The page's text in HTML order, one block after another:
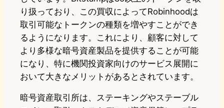
り扱っており、この買収によってRobinhoodは
取引可能なトークンの種類を増やすことができ
るようになります。これにより、顧客に対して
より多様な暗号資産製品を提供することが可能
になり、特に機関投資家向けのサービス展開に
おいて大きなメリットがあるとされています。
暗号資産取引所は、ステーキングやステーブル